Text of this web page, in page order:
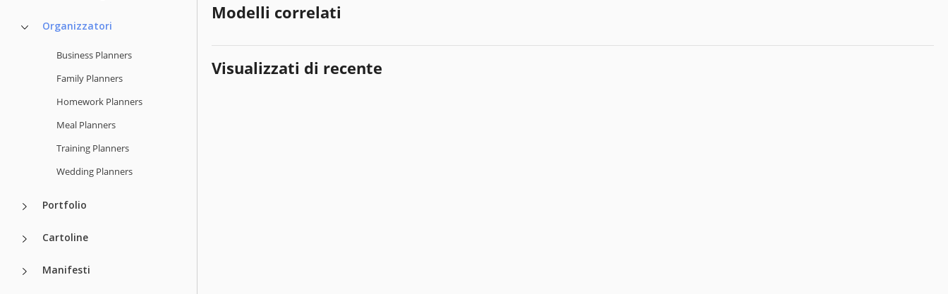
Organizzatori
Business Planners
Family Planners
Homework Planners
Meal Planners
Training Planners
Wedding Planners
Portfolio
Cartoline
Manifesti
Modelli correlati
Visualizzati di recente